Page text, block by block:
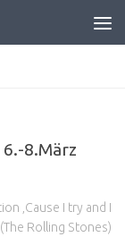
8.März
‚Cause I try and I
Rolling Stones)